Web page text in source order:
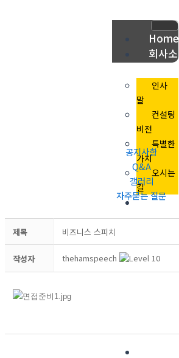
Home
회사소
인사
말
컨설팅
비전
특별한
가치
오시는
길
컨설팅
과정
내
대상안
트
공지사항
Q&A
갤러리
자주묻는 질문
제목 비즈니스 스피치
작성자 thehamspeech